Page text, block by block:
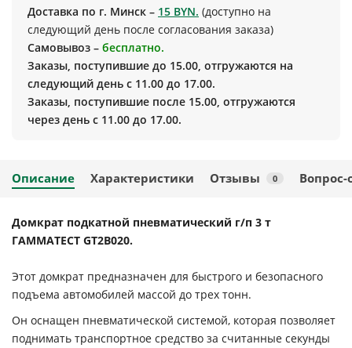
Доставка по г. Минск – 15 BYN. (доступно на
следующий день после согласования заказа)
Самовывоз – бесплатно.
Заказы, поступившие до 15.00, отгружаются на
следующий день с 11.00 до 17.00.
Заказы, поступившие после 15.00, отгружаются
через день с 11.00 до 17.00.
Описание Характеристики Отзывы 0 Вопрос-
Домкрат подкатной пневматический г/п 3 т
ГАММАТЕСТ GT2B020.
Этот домкрат предназначен для быстрого и безопасного
подъема автомобилей массой до трех тонн.
Он оснащен пневматической системой, которая позволяет
поднимать транспортное средство за считанные секунды